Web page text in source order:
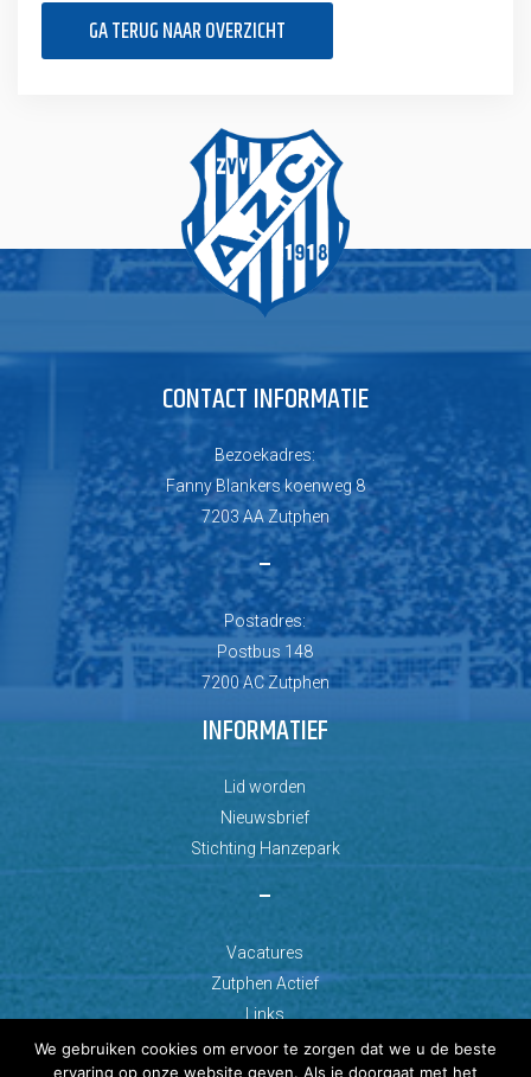
GA TERUG NAAR OVERZICHT
CONTACT INFORMATIE
Bezoekadres:
Fanny Blankers koenweg 8
7203 AA Zutphen
–
Postadres:
Postbus 148
7200 AC Zutphen
INFORMATIEF
Lid worden
Nieuwsbrief
Stichting Hanzepark
–
Vacatures
Zutphen Actief
Links
We gebruiken cookies om ervoor te zorgen dat we u de beste
ervaring op onze website geven. Als je doorgaat met het